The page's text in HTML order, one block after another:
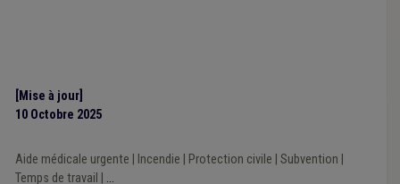
[Mise à jour]
10 Octobre 2025
Aide médicale urgente Incendie Protection civile Subvention
Temps de travail
...